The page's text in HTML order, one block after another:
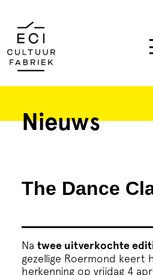
Film
Theater
Cursus
Nieuws
The Dance
Na twee uitverkochte
gezellige Roermond keert
herkenning op vrijdag 4